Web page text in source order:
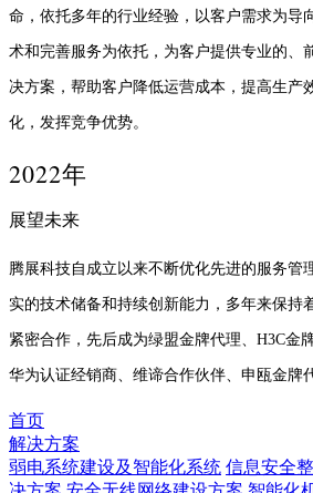
命，依托多年的行业经验，以客户需求为导
术和完善服务为依托，为客户提供专业的、
决方案，帮助客户降低运营成本，提高生产
化，发挥竞争优势。
2022年
展望未来
腾展科技自成立以来不断优化先进的服务管
实的技术储备和持续创新能力，多年来保持
紧密合作，先后成为绿盟金牌代理、H3C金
华为认证经销商、维谛合作伙伴、申瓯金牌
首页
解决方案
弱电系统建设及智能化系统 信息安全